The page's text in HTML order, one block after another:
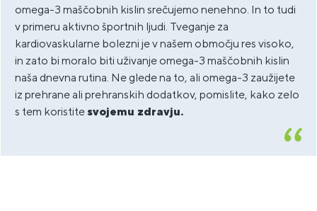
omega-3 maščobnih kislin srečujemo nenehno. In to tudi
v primeru aktivno športnih ljudi. Tveganje za
kardiovaskularne bolezni je v našem območju res visoko,
in zato bi moralo biti uživanje omega-3 maščobnih kislin
naša dnevna rutina. Ne glede na to, ali omega-3 zaužijete
iz prehrane ali prehranskih dodatkov, pomislite, kako zelo
s tem koristitesvojemu zdravju.